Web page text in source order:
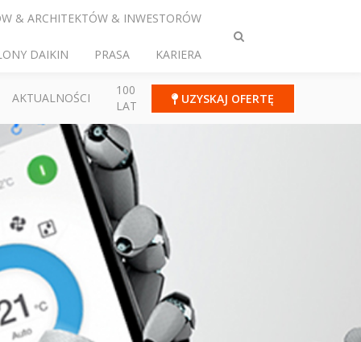
Przełącz
& ARCHITEKTÓW & INWESTORÓW
DAIKIN PRASA KARIERA
AKTUALNOŚCI
100
LAT
UZYSKAJ OFERTĘ